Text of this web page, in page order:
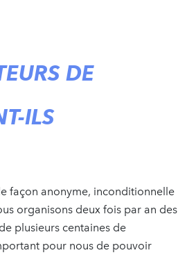
DE
ILS
façon anonyme, inconditionnelle
organisons deux fois par an des
plusieurs centaines de
pour nous de pouvoir